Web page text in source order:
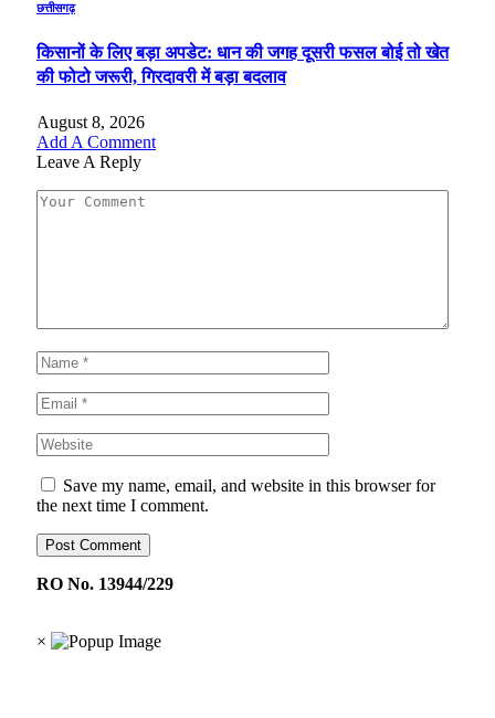
छत्तीसगढ़
किसानों के लिए बड़ा अपडेट: धान की जगह दूसरी फसल बोई तो खेत
की फोटो जरूरी, गिरदावरी में बड़ा बदलाव
August 8, 2026
Add A Comment
Leave A Reply
Save my name, email, and website in this browser for
the next time I comment.
RO No. 13944/229
×